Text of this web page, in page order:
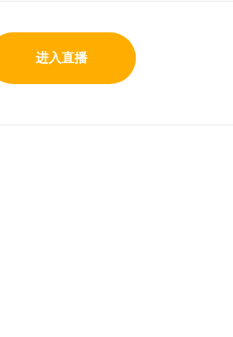
进入直播